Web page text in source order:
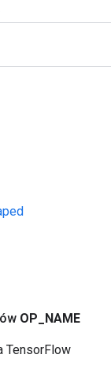
OP NAME
TensorFlow